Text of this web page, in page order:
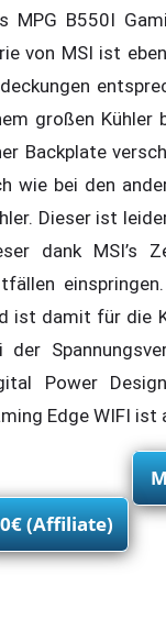
MPG B550I
von MSI ist
großen Kühler
Backplate
wie bei den
Dieser ist
dank MSI’s
ist damit für die
der
Power
Edge WIFI ist
(Affiliate)